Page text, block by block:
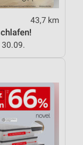
43,7 km
30.09.